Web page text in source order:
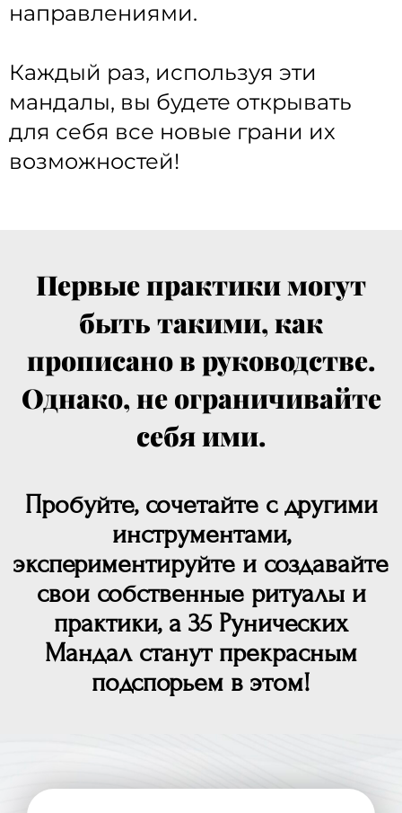
направлениями.
Каждый раз, используя эти
мандалы, вы будете открывать
для себя все новые грани их
возможностей!
Первые практики могут
быть такими, как
прописано в руководстве.
Однако, не ограничивайте
себя ими.
Пробуйте, сочетайте с другими
инструментами,
экспериментируйте и создавайте
свои собственные ритуалы и
практики, а 35 Рунических
Мандал станут прекрасным
подспорьем в этом!